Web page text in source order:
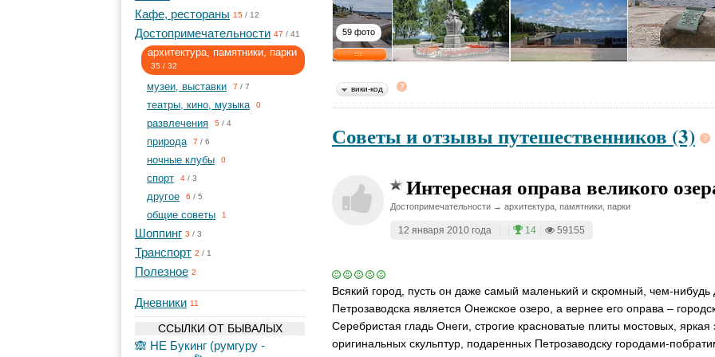
Кафе, рестораны 15 / 12
Достопримечательности 47 / 41
архитектура, памятники, парки
35 / 32
музеи, выставки 7 / 7
театры, кино, музыка 0
развлечения 5 / 4
природа 7 / 6
ночные клубы 0
спорт 4 / 3
другое 6 / 5
общие советы 1
Шоппинг 3 / 3
Транспорт 2 / 1
Полезное 2
Дневники 11
ССЫЛКИ ОТ БЫВАЛЫХ
🙈 НЕ Букинг (румгуру -
59 фото
вики-код
Советы и отзывы путешественников (3)
Интересная оправа великого
Достопримечательности → архитектура, памятники, парки
12 января 2010 года 14 59155
Всякий город, пусть он даже самый маленький и скромный, чем-нибудь
Петрозаводска является Онежское озеро, а вернее его оправа –
Серебристая гладь Онеги, строгие красноватые плиты мостовых,
оригинальных скульптур, подаренных Петрозаводску городами-